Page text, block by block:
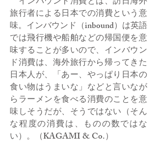
旅行者による日本での消費という意
味。インバウンド（inbound）は英語
では飛行機や船舶などの帰国便を意
味することが多いので、インバウン
ド消費は、海外旅行から帰ってきた
日本人が、「あー、やっぱり日本の
食い物はうまいな」などと言いなが
らラーメンを食べる消費のことを意
味しそうだが、そうではない（そん
な程度の消費は、ものの数ではな
い）。（KAGAMI & Co.）